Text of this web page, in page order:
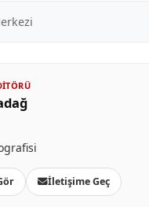
İletişime Geç